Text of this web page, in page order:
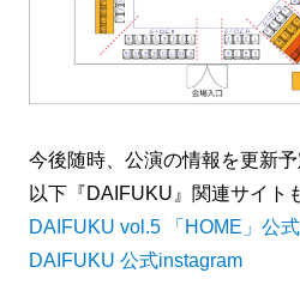
今後随時、公演の情報を更新予
以下『DAIFUKU』関連サイト
DAIFUKU vol.5 「HOME」公
DAIFUKU 公式instagram